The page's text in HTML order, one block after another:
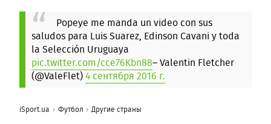
Popeye me manda un video con sus
saludos para Luis Suarez, Edinson Cavani y toda
la Selección Uruguaya
pic.twitter.com/cce76Kbn88– Valentin Fletcher
(@ValeFlet)4 сентября 2016 г.
iSport.ua Футбол Другие страны